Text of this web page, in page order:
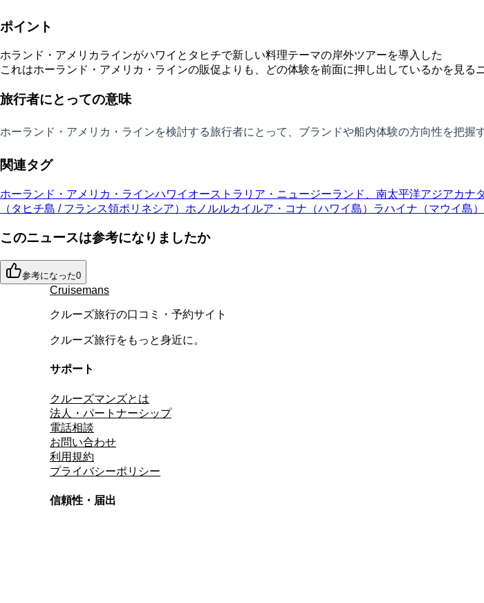
ポイント
ホランド・アメリカラインがハワイとタヒチで新しい料理テーマの岸外ツアーを導入した
これはホーランド・アメリカ・ラインの販促よりも、どの体験を前面に押し出しているかを見る
旅行者にとっての意味
ホーランド・アメリカ・ラインを検討する旅行者にとって、ブランドや船内体験の方向性を把握
関連タグ
ホーランド・アメリカ・ラインハワイ オーストラリア・ニュージーランド、南太平洋アジアカナ
（タヒチ島 / フランス領ポリネシア） ホノルルカイルア・コナ（ハワイ島） ラハイナ（マウイ島）
このニュースは参考になりましたか
参考になった0
Cruisemans
クルーズ旅行の口コミ・予約サイト
クルーズ旅行をもっと身近に。
サポート
クルーズマンズとは
法人・パートナーシップ
電話相談
お問い合わせ
利用規約
プライバシーポリシー
信頼性・届出